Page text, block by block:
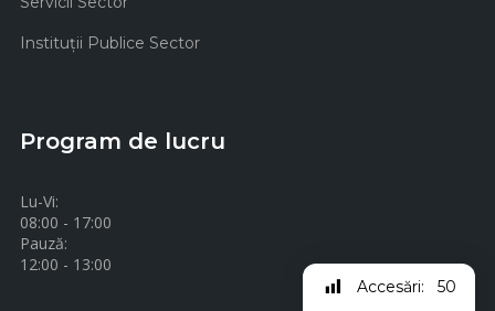
Instituţii Publice Sector
Program de lucru
Lu-Vi:
08:00 - 17:00
Pauză:
12:00 - 13:00
Accesări: 50